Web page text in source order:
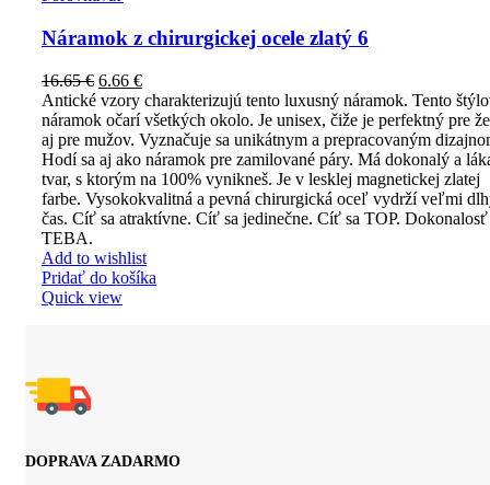
Náramok z chirurgickej ocele zlatý 6
16.65€ 6.66 €
Antické vzory charakterizujú tento luxusný náramok. Tento
náramok očarí všetkých okolo. Je unisex, čiže je perfektný pre
aj pre mužov. Vyznačuje sa unikátnym a prepracovaným
Hodí sa aj ako náramok pre zamilované páry. Má dokonalý a
tvar, s ktorým na 100% vynikneš. Je v lesklej magnetickej zlatej
farbe. Vysokokvalitná a pevná chirurgická oceľ vydrží veľmi
čas. Cíť sa atraktívne. Cíť sa jedinečne. Cíť sa TOP. Dokonalosť
TEBA.
Add to wishlist
Pridať do košíka
Quick view
DOPRAVA ZADARMO